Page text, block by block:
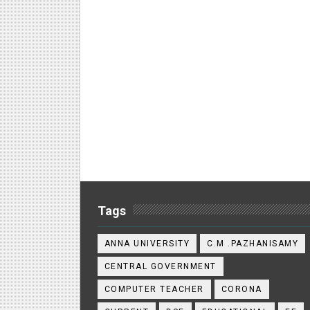
Tags
ANNA UNIVERSITY C.M .PAZHANISAMY
CENTRAL GOVERNMENT
COMPUTER TEACHER CORONA